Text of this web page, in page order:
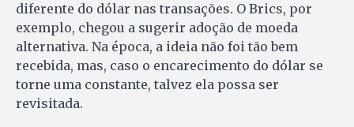
diferente do dólar nas transações. O Brics, por
exemplo, chegou a sugerir adoção de moeda
alternativa. Na época, a ideia não foi tão bem
recebida, mas, caso o encarecimento do dólar se
torne uma constante, talvez ela possa ser
revisitada.